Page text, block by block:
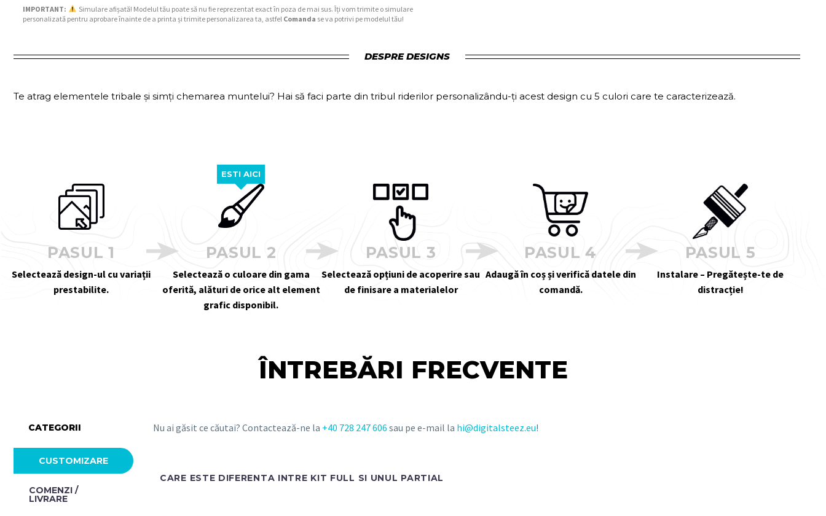
IMPORTANT:
Simulare afișată! Modelul tău poate să nu fie reprezentat exact în poza de mai sus. Îți vom trimite o simulare
personalizată pentru aprobare înainte de a printa și trimite personalizarea ta, astfel Comanda se va potrivi pe modelul tău!
DESPRE DESIGNS
Te atrag elementele tribale și simți chemarea muntelui? Hai să faci parte din tribul riderilor personalizându-ți acest design cu 5 culori care te caracterizează.
PASUL 1
Selectează design-ul cu variații
prestabilite.
ESTI AICI
PASUL 2
Selectează o culoare din gama
oferită, alături de orice alt element
grafic disponibil.
PASUL 3
Selectează opțiuni de acoperire sau
de finisare a materialelor
PASUL 4
Adaugă în coș și verifică datele din
comandă.
PASUL 5
Instalare – Pregătește-te de
distracție!
ÎNTREBĂRI FRECVENTE
CATEGORII Nu ai găsit ce căutai? Contactează-ne la +40 728 247 606sau pe e-mail la hi@digitalsteez.eu!
CUSTOMIZARE
COMENZI /
LIVRARE
CARE ESTE DIFERENTA INTRE KIT FULL SI UNUL PARTIAL